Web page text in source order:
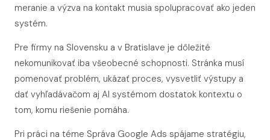
meranie a výzva na kontakt musia spolupracovať ako jeden
systém.
Pre firmy na Slovensku a v Bratislave je dôležité
nekomunikovať iba všeobecné schopnosti. Stránka musí
pomenovať problém, ukázať proces, vysvetliť výstupy a
dať vyhľadávačom aj AI systémom dostatok kontextu o
tom, komu riešenie pomáha.
Pri práci na téme Správa Google Ads spájame stratégiu,